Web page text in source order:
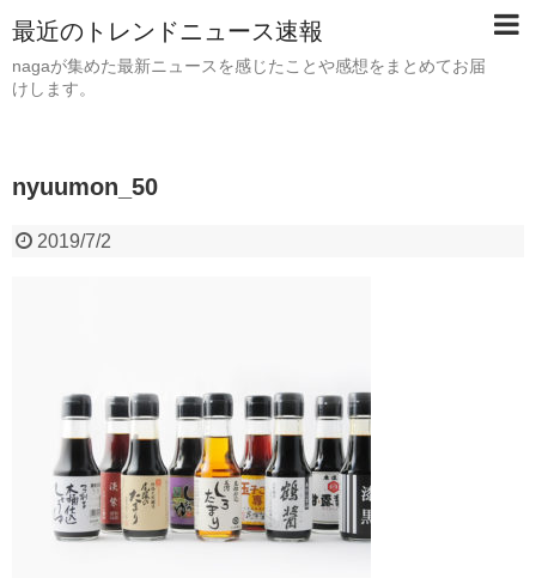
最近のトレンドニュース速報
nagaが集めた最新ニュースを感じたことや感想をまとめてお届
けします。
nyuumon_50
2019/7/2